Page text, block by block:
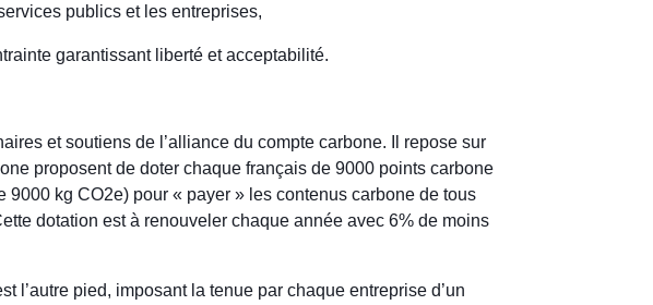
publics et les entreprises,
garantissant liberté et acceptabilité.
et soutiens de l’alliance du compte carbone. Il repose sur
proposent de doter chaque français de 9000 points carbone
9000 kg CO2e) pour « payer » les contenus carbone de tous
dotation est à renouveler chaque année avec 6% de moins
l’autre pied, imposant la tenue par chaque entreprise d’un